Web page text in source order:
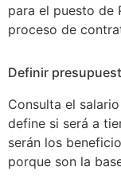
para el puesto de
proceso de
Definir
Consulta el
define si será a
serán los
porque son la